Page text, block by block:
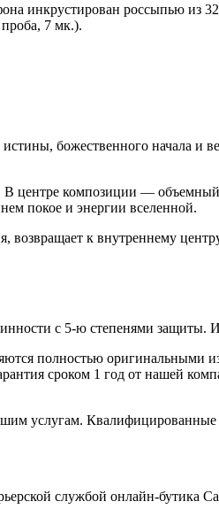
инкрустирован россыпью из
7 мк.).
божественного начала и
центре композиции —
покое и энергии вселенной.
к внутреннему
с 5-ю степенями защиты.
полностью
сроком 1 год от нашей
услугам.
службой онлайн-бутика